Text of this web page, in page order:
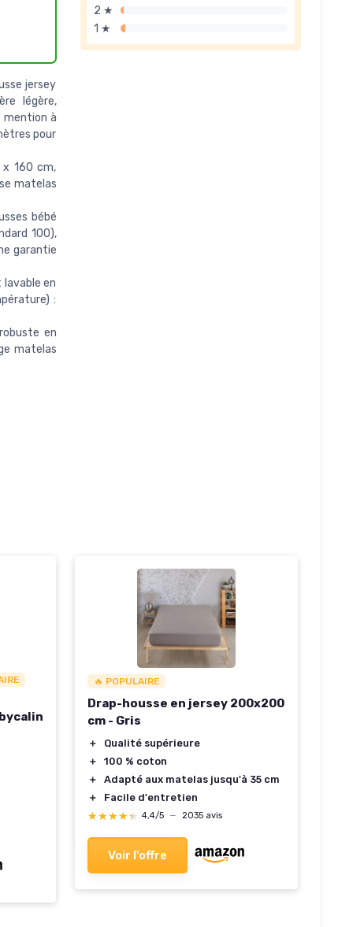
2 ★
1 ★
jersey
légère,
mention à
pour
x 160 cm,
matelas
bébé
100),
garantie
lavable en
:
en
matelas
🔥 POPULAIRE
Drap-housse en jersey 200x200
cm - Gris
＋
Qualité supérieure
＋
100 % coton
＋
Adapté aux matelas jusqu'à 35 cm
＋
Facile d'entretien
★★★★★
★★★★★ 4,4/5 — 2035 avis
Voir l'offre